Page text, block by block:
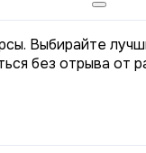
Выбирайте
без отрыва от